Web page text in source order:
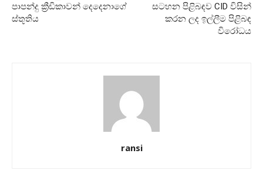
පාපන්දු ක්‍රීඩිකාවන් දෙදෙනාගේ
ස්තූතිය
සටහන පිළිබඳව CID විසින්
කරන ලද ඉල්ලීම පිළිබඳ
විරෝධය
ransi